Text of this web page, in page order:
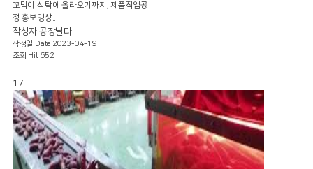
꼬막이 식탁에 올라오기까지, 제품작업공
정 홍보영상..
작성자 공장날다
작성일 Date 2023-04-19
조회 Hit 652
17